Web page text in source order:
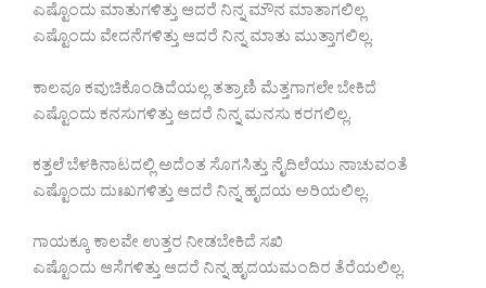
ಎಷ್ಟೊಂದು ಮಾತುಗಳಿತ್ತು ಆದರೆ ನಿನ್ನ ಮೌನ ಮಾತಾಗಲಿಲ್ಲ
ಎಷ್ಟೊಂದು ವೇದನೆಗಳಿತ್ತು ಆದರೆ ನಿನ್ನ ಮಾತು ಮುತ್ತಾಗಲಿಲ್ಲ.
ಕಾಲವೂ ಕವುಚಿಕೊಂಡಿದೆಯಲ್ಲ ತತ್ರಾಣಿ ಮೆತ್ತಗಾಗಲೇ ಬೇಕಿದೆ
ಎಷ್ಟೊಂದು ಕನಸುಗಳಿತ್ತು ಆದರೆ ನಿನ್ನ ಮನಸು ಕರಗಲಿಲ್ಲ.
ಕತ್ತಲೆ ಬೆಳಕಿನಾಟದಲ್ಲಿ ಅದೆಂತ ಸೊಗಸಿತ್ತು ನೈದಿಲೆಯು ನಾಚುವಂತೆ
ಎಷ್ಟೊಂದು ದುಃಖಗಳಿತ್ತು ಆದರೆ ನಿನ್ನ ಹೃದಯ ಅರಿಯಲಿಲ್ಲ.
ಗಾಯಕ್ಕೂ ಕಾಲವೇ ಉತ್ತರ ನೀಡಬೇಕಿದೆ ಸಖಿ
ಎಷ್ಟೊಂದು ಆಸೆಗಳಿತ್ತು ಆದರೆ ನಿನ್ನ ಹೃದಯಮಂದಿರ ತೆರೆಯಲಿಲ್ಲ.